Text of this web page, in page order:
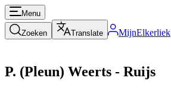
Menu
Zoeken Translate MijnElkerliek
P. (Pleun) Weerts - Ruijs